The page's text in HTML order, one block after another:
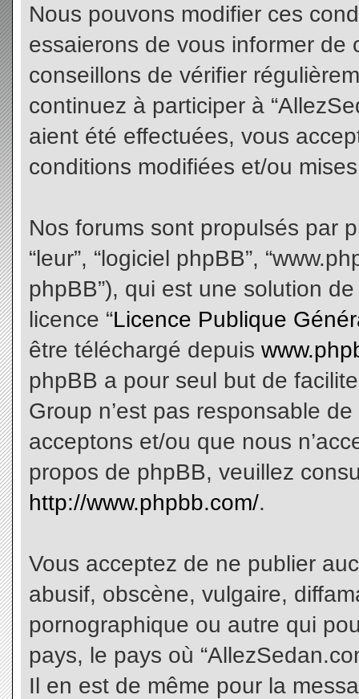
Nous pouvons modifier ces
essaierons de vous informer
conseillons de vérifier
continuez à participer à
aient été effectuées, vous
conditions modifiées et/ou
Nos forums sont propulsés par
“leur”, “logiciel phpBB”,
phpBB”), qui est une solution
licence “Licence Publique
être téléchargé depuis
phpBB a pour seul but de
Group n’est pas responsable
acceptons et/ou que nous
propos de phpBB, veuillez
http://www.phpbb.com/.
Vous acceptez de ne publier
abusif, obscène, vulgaire,
pornographique ou autre qui
pays, le pays où
Il en est de même pour la